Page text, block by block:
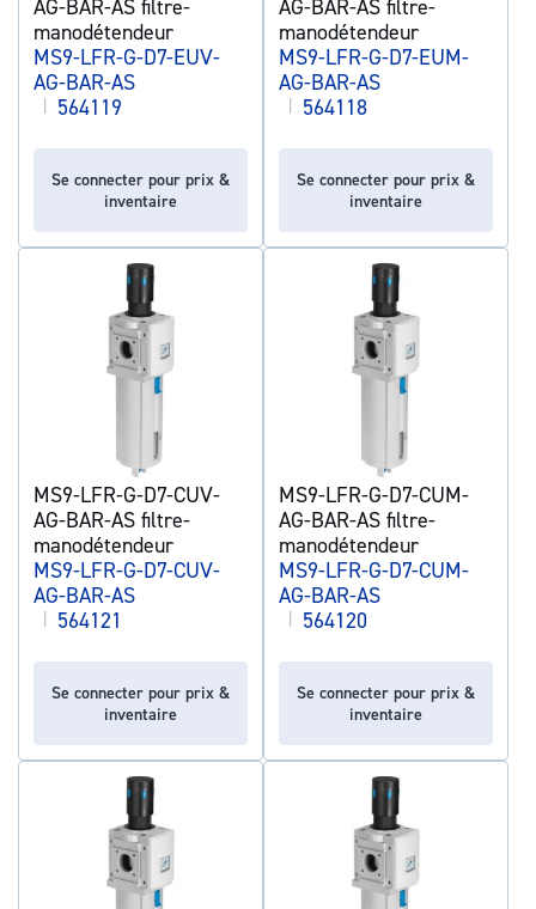
AG-BAR-AS filtre-
manodétendeur
MS9-LFR-G-D7-EUV-
AG-BAR-AS
| 564119
Se connecter pour prix &
inventaire
AG-BAR-AS filtre-
manodétendeur
MS9-LFR-G-D7-EUM-
AG-BAR-AS
| 564118
Se connecter pour prix &
inventaire
MS9-LFR-G-D7-CUV-
AG-BAR-AS filtre-
manodétendeur
MS9-LFR-G-D7-CUV-
AG-BAR-AS
| 564121
Se connecter pour prix &
inventaire
MS9-LFR-G-D7-CUM-
AG-BAR-AS filtre-
manodétendeur
MS9-LFR-G-D7-CUM-
AG-BAR-AS
| 564120
Se connecter pour prix &
inventaire